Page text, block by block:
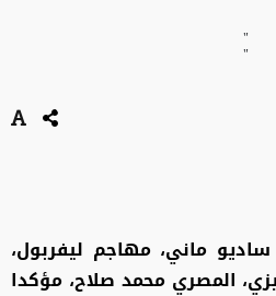
"
"
ماني، مهاجم ليفربول،
المصري محمد صلاح، مؤكدا